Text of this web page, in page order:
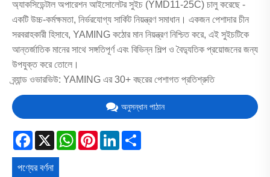
অ্যাকসিডেন্টাল অপারেশন আইসোলেটর সুইচ (YMD11-25C) চালু করেছে -
একটি উচ্চ-কর্মক্ষমতা, নির্ভরযোগ্য সার্কিট নিয়ন্ত্রণ সমাধান। একজন পেশাদার চীন
সরবরাহকারী হিসাবে, YAMING কঠোর মান নিয়ন্ত্রণ নিশ্চিত করে, এই সুইচটিকে
আন্তর্জাতিক মানের সাথে সঙ্গতিপূর্ণ এবং বিভিন্ন শিল্প ও বৈদ্যুতিক প্রয়োজনের জন্য
উপযুক্ত করে তোলে।
ব্র্যান্ড ওভারভিউ: YAMING এর 30+ বছরের পেশাগত প্রতিশ্রুতি
অনুসন্ধান পাঠান
Facebook
X WhatsApp
PinterestLinkedIn
পণ্যের বর্ণনা